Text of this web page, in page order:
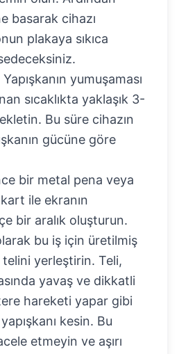
basarak cihazı
plakaya sıkıca
Yapışkanın yumuşaması
sıcaklıkta yaklaşık 3-
Bu süre cihazın
gücüne göre
bir metal pena veya
ile ekranın
bir aralık oluşturun.
bu iş için üretilmiş
telini yerleştirin. Teli,
yavaş ve dikkatli
hareketi yapar gibi
kesin. Bu
etmeyin ve aşırı